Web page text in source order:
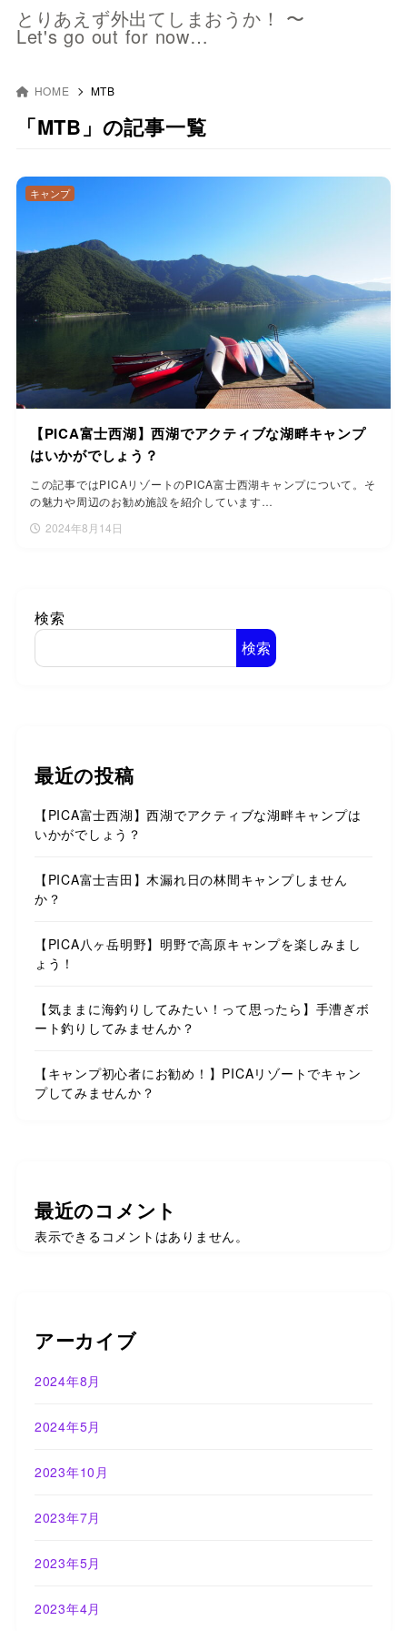
とりあえず外出てしまおうか！ 〜
Let's go out for now…
HOME MTB
「MTB」の記事一覧
【PICA富士西湖】西湖でアクティブな湖畔キャンプ
はいかがでしょう？
この記事ではPICAリゾートのPICA富士西湖キャンプについて。そ
の魅力や周辺のお勧め施設を紹介しています…
2024年8月14日
キャンプ
検索
検索
最近の投稿
【PICA富士西湖】西湖でアクティブな湖畔キャンプは
いかがでしょう？
【PICA富士吉田】木漏れ日の林間キャンプしません
か？
【PICA八ヶ岳明野】明野で高原キャンプを楽しみまし
ょう！
【気ままに海釣りしてみたい！って思ったら】手漕ぎボ
ート釣りしてみませんか？
【キャンプ初心者にお勧め！】PICAリゾートでキャン
プしてみませんか？
最近のコメント
表示できるコメントはありません。
アーカイブ
2024年8月
2024年5月
2023年10月
2023年7月
2023年5月
2023年4月